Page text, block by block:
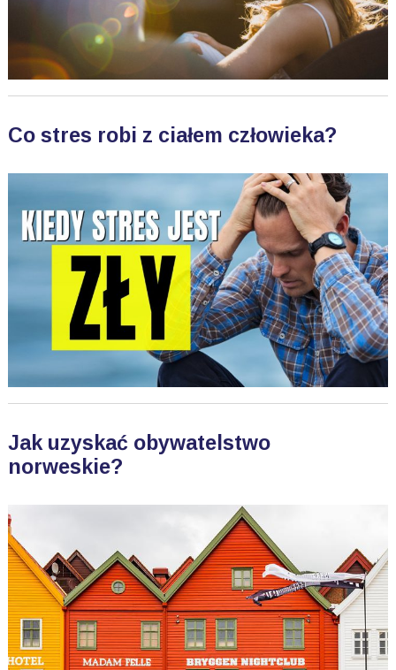
Co stres robi z ciałem człowieka?
Jak uzyskać obywatelstwo
norweskie?